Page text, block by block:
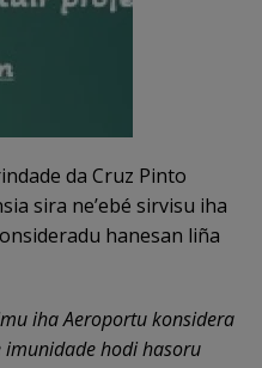
da Cruz Pinto
sira ne’ebé sirvisu iha
hanesan liña
iha Aeroportu konsidera
imunidade hodi hasoru